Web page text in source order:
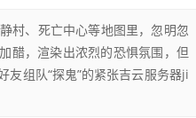
村、死亡中心等地图里，忽明忽
醋，渲染出浓烈的恐惧氛围，但
组队“探鬼”的紧张吉云服务器ji